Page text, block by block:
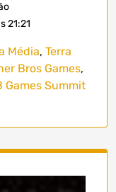
21:21
Média, Terra
Bros Games,
Games Summit